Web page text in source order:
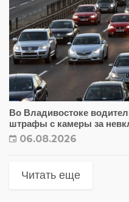
Во Владивостоке
штрафы с камеры за
06.08.2026
Читать еще